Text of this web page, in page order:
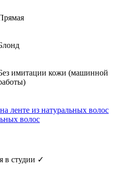
имитации кожи (машинной
в студии ✓